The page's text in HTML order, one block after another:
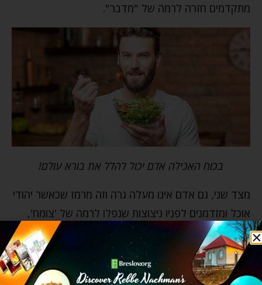
מתקדמים חזרה לרמה של "מדבר".
בכוח האכילה אדם יכול להלל את בורא עולם!
מצד שני, גם אדם אינו מעלה גרה וזה מרמז שכאשר יהודי
אוכל ומזדמנים לפניו ניצוצות שנפלו לרמה של 'צומח',
בכוחו להעלות את אותם ניצוצות מכיוון שבכוח האכילה
אדם יכול להלל את השם, כמו שכתוב: "ואכלתם…
והללתם את שם השם" (יואל ב, כו). לכן כאשר יהודי אוכל